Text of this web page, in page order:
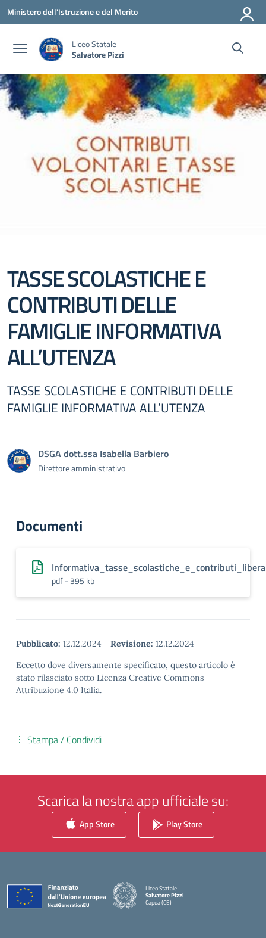
Vai ai contenuti
Vai al menu di navigazione
Vai al footer
Ministero dell'Istruzione e del Merito
Liceo Statale
Salvatore Pizzi
TASSE SCOLASTICHE E
CONTRIBUTI DELLE
FAMIGLIE INFORMATIVA
ALL’UTENZA
TASSE SCOLASTICHE E CONTRIBUTI DELLE
FAMIGLIE INFORMATIVA ALL’UTENZA
DSGA dott.ssa Isabella Barbiero
Direttore amministrativo
Documenti
pdf - 395 kb
Pubblicato: 12.12.2024 - Revisione: 12.12.2024
Eccetto dove diversamente specificato, questo articolo è
stato rilasciato sotto Licenza Creative Commons
Attribuzione 4.0 Italia.
Stampa / Condividi
Scarica la nostra app ufficiale su:
App Store Play Store
Liceo Statale
Salvatore Pizzi
Capua (CE)
— Visita la pagina iniziale della scuola